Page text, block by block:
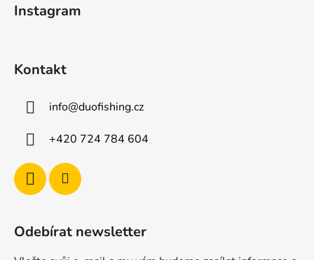
Instagram
Kontakt
info@duofishing.cz
+420 724 784 604
Odebírat newsletter